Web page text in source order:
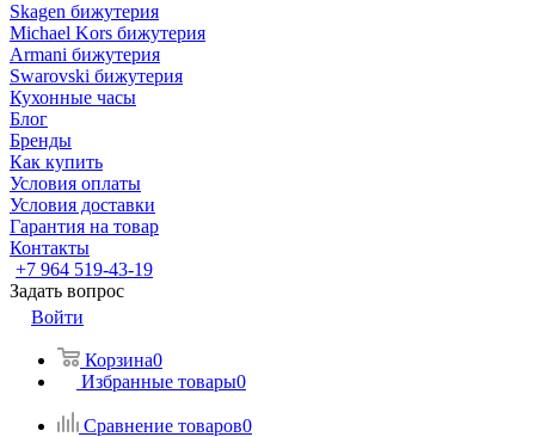
Skagen бижутерия
Michael Kors бижутерия
Armani бижутерия
Swarovski бижутерия
Кухонные часы
Блог
Бренды
Как купить
Условия оплаты
Условия доставки
Гарантия на товар
Контакты
+7 964 519-43-19
Задать вопрос
Войти
Корзина0
Избранные товары0
Сравнение товаров0